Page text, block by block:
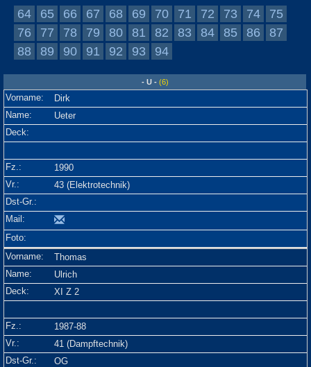
64 65 66 67 68 69 70 71 72 73 74
75
76
77 78 79 80 81 82 83 84 85 86
87
88
89 90 91 92 93 94
- U - (6)
Dirk
Ueter
1990
43 (Elektrotechnik)
Thomas
Ulrich
XI Z 2
1987-88
41 (Dampftechnik)
OG